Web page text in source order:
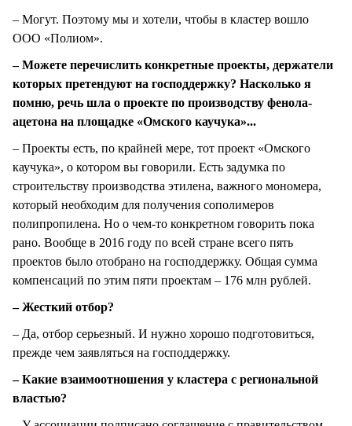
– Могут. Поэтому мы и хотели, чтобы в кластер вошло
ООО «Полиом».
– Можете перечислить конкретные проекты, держатели
которых претендуют на господдержку? Насколько я
помню, речь шла о проекте по производству фенола-
ацетона на площадке «Омского каучука»...
– Проекты есть, по крайней мере, тот проект «Омского
каучука», о котором вы говорили. Есть задумка по
строительству производства этилена, важного мономера,
который необходим для получения сополимеров
полипропилена. Но о чем-то конкретном говорить пока
рано. Вообще в 2016 году по всей стране всего пять
проектов было отобрано на господдержку. Общая сумма
компенсаций по этим пяти проектам – 176 млн рублей.
– Жесткий отбор?
– Да, отбор серьезный. И нужно хорошо подготовиться,
прежде чем заявляться на господдержку.
– Какие взаимоотношения у кластера с региональной
властью?